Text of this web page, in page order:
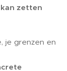
zetten
je grenzen en